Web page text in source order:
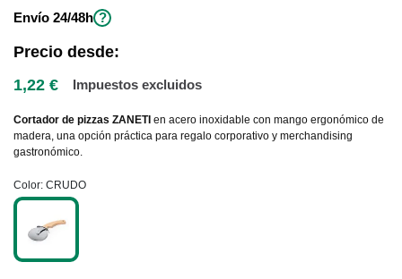
Envío 24/48h ?
Precio desde:
1,22 €
Impuestos excluidos
Cortador de pizzas ZANETI en acero inoxidable con mango ergonómico de
madera, una opción práctica para regalo corporativo y merchandising
gastronómico.
Color CRUDO